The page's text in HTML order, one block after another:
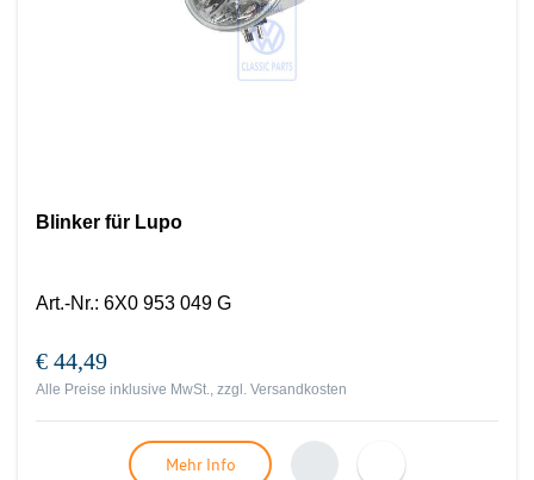
Blinker für Lupo
Art.-Nr.: 6X0 953 049 G
€ 44,49
Alle Preise inklusive MwSt., zzgl. Versandkosten
Mehr Info